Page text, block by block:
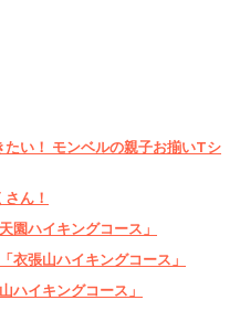
たい！ モンベルの親子お揃いTシ
ん！
園ハイキングコース」
衣張山ハイキングコース」
ハイキングコース」